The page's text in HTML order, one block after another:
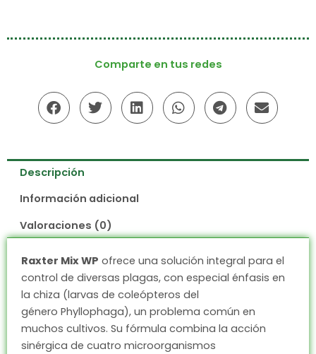
Comparte en tus redes
Descripción
Información adicional
Valoraciones (0)
Raxter Mix WP ofrece una solución integral para el
control de diversas plagas, con especial énfasis en
la chiza (larvas de coleópteros del
género Phyllophaga), un problema común en
muchos cultivos. Su fórmula combina la acción
sinérgica de cuatro microorganismos